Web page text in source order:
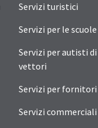
Servizi turistici
Servizi per le scuole
Servizi per autisti di
vettori
Servizi per fornitori
Servizi commerciali